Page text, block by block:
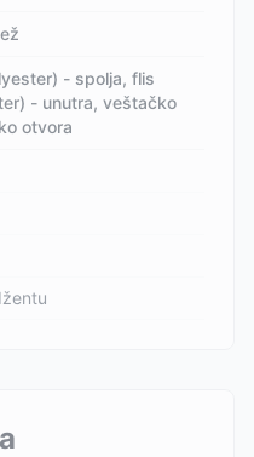
- spolja, flis
- unutra, veštačko
otvora